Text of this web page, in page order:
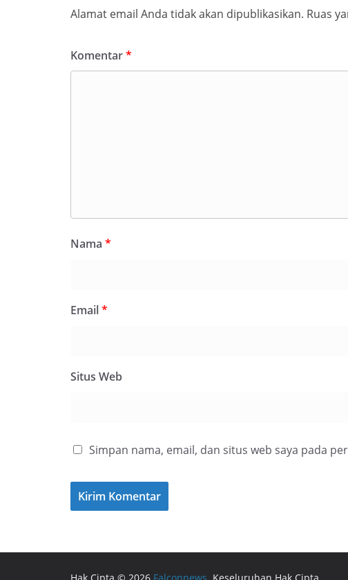
Alamat email Anda tidak akan dipublikasikan. Ruas
Komentar*
Nama *
Email*
Situs Web
Simpan nama, email, dan situs web saya pada